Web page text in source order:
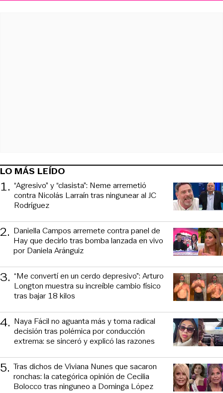
LO MÁS LEÍDO
1. “Agresivo” y “clasista”: Neme arremetió
contra Nicolás Larraín tras ningunear al JC
Rodríguez
2. Daniella Campos arremete contra panel de
Hay que decirlo tras bomba lanzada en vivo
por Daniela Aránguiz
3. “Me convertí en un cerdo depresivo”: Arturo
Longton muestra su increíble cambio físico
tras bajar 18 kilos
4. Naya Fácil no aguanta más y toma radical
decisión tras polémica por conducción
extrema: se sinceró y explicó las razones
5. Tras dichos de Viviana Nunes que sacaron
ronchas: la categórica opinión de Cecilia
Bolocco tras ninguneo a Dominga López